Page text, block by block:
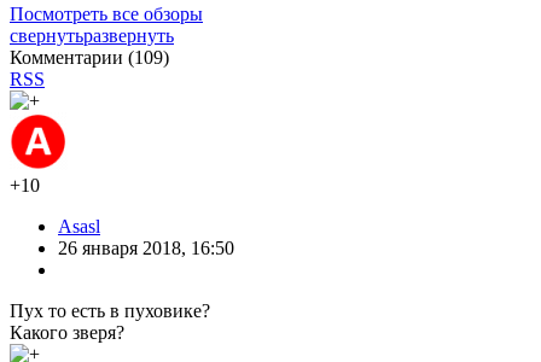
Посмотреть все обзоры
свернутьразвернуть
Комментарии (109)
RSS
+10
Asasl
26 января 2018, 16:50
Пух то есть в пуховике?
Какого зверя?